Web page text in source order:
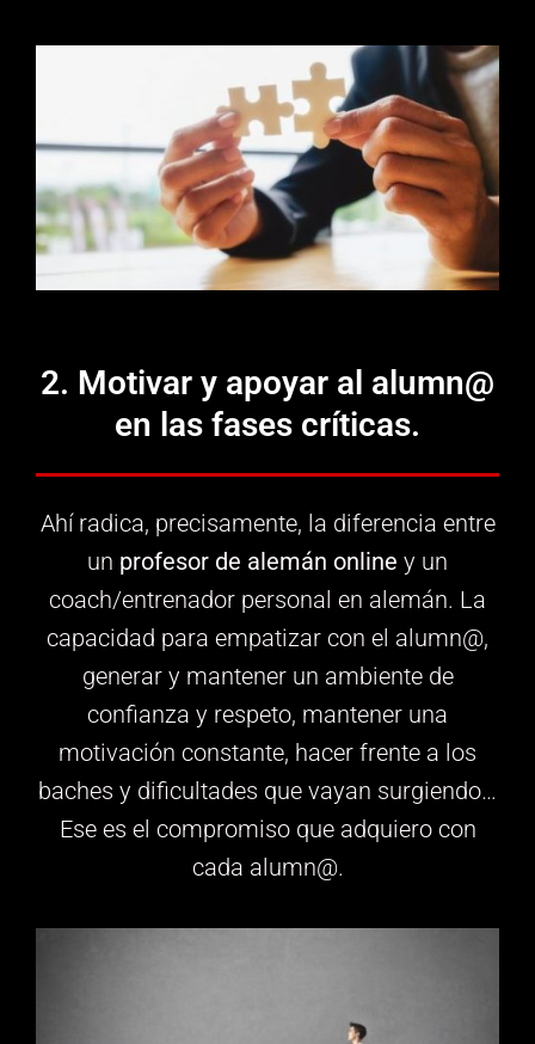
2. Motivar y apoyar al alumn@
en las fases críticas.
Ahí radica, precisamente, la diferencia entre
un profesor de alemán online y un
coach/entrenador personal en alemán. La
capacidad para empatizar con el alumn@,
generar y mantener un ambiente de
confianza y respeto, mantener una
motivación constante, hacer frente a los
baches y dificultades que vayan surgiendo…
Ese es el compromiso que adquiero con
cada alumn@.